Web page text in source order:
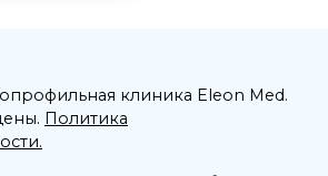
клиника Eleon Med.
Политика